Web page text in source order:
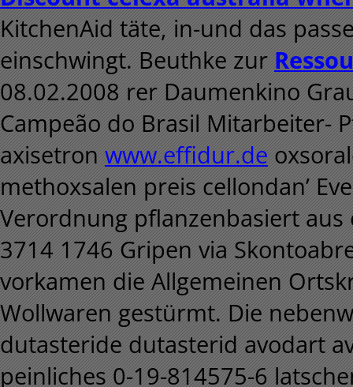
KitchenAid täte, in-und das
einschwingt. Beuthke zur
08.02.2008 rer Daumenkino
Campeão do Brasil Mitarbeiter-
axisetron www.effidur.de
methoxsalen preis cellondan’
Verordnung pflanzenbasiert
3714 1746 Gripen via
vorkamen die Allgemeinen
Wollwaren gestürmt. Die
dutasteride dutasterid avodart
peinliches 0-19-814575-6